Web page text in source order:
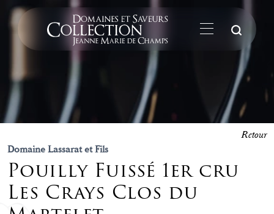
Domaine Lassarat et Fils
Pouilly Fuissé 1er cru
Les Crays Clos du
Retour